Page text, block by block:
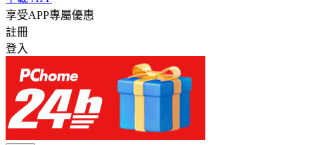
享受APP專屬優惠
註冊
登入